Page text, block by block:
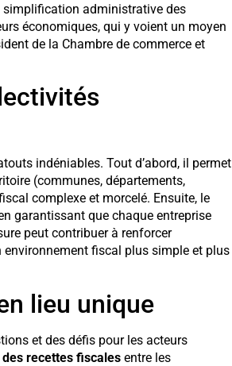
simplification administrative des
économiques, qui y voient un moyen
de la Chambre de commerce et
indéniables. Tout d’abord, il permet
(communes, départements,
complexe et morcelé. Ensuite, le
garantissant que chaque entreprise
peut contribuer à renforcer
fiscal plus simple et plus
lieu unique
et des défis pour les acteurs
recettes fiscalesentre les